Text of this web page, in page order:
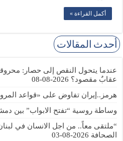
أكمل القراءة »
أحدث المقالات
عندما يتحول النقص إلى حصار:
عقابٌ مقصود؟ 2026-08-08
هرمز..إيران تفاوض على «قواعد
وساطة روسية “تفتح الابواب” بين
“ملتقى معاً.. من اجل الانسان في
الصحافة 2026-08-03